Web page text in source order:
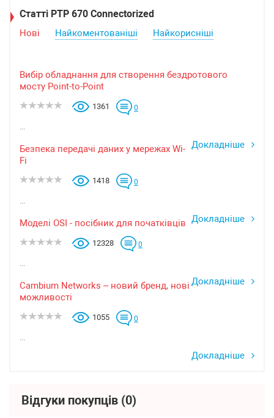
Статті PTP 670 Connectorized
Нові Найкоментованіші Найкорисніші
Вибір обладнання для створення бездротового
мосту Point-to-Point
1361 0
...
Докладніше
Безпека передачі даних у мережах Wi-
Fi
1418 0
...
Докладніше
Моделі OSI - посібник для початківців
12328 0
...
Докладніше
Cambium Networks – новий бренд, нові
можливості
1055 0
...
Докладніше
Відгуки покупців (0)